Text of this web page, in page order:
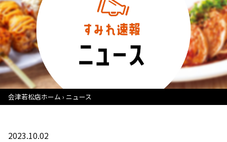
会津若松店ホーム ニュース
2023.10.02